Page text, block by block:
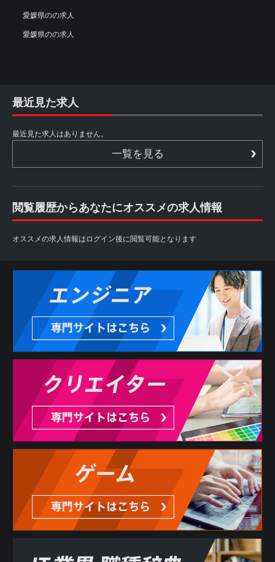
愛媛県のの求人
愛媛県のの求人
最近見た求人
最近見た求人はありません。
一覧を見る
閲覧履歴からあなたにオススメの求人情報
オススメの求人情報はログイン後に閲覧可能となります